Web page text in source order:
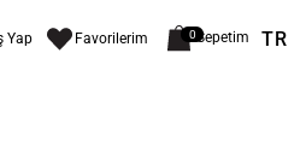
Yap Favorilerim 0Sepetim TR